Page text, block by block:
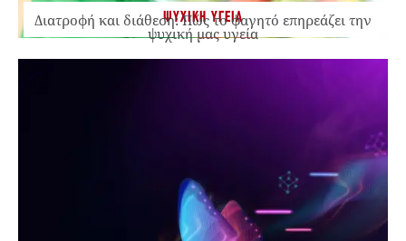
ΨΥΧΙΚΗ ΥΓΕΙΑ
Διατροφή και διάθεση: Πώς το φαγητό επηρεάζει την
ψυχική μας υγεία